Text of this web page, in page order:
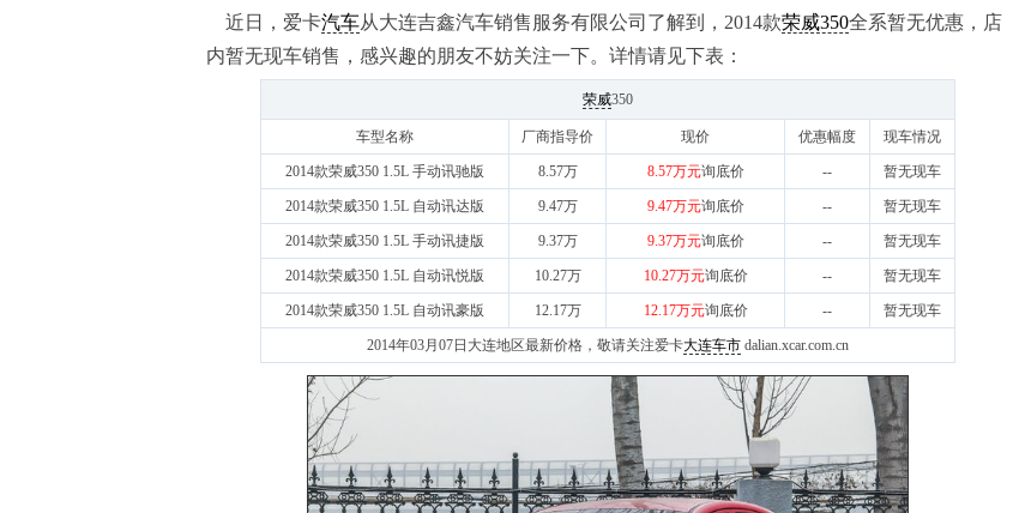
近日，爱卡汽车从大连吉鑫汽车销售服务有限公司了解到，2014款荣威350全系暂无优惠，店
内暂无现车销售， 感兴趣的朋友不妨关注一下。详情请见下表：
荣威350
车型名称 厂商指导价 现价 优惠幅度 现车情况
2014款荣威350 1.5L 手动讯驰版 8.57万 8.57万元询底价 -- 暂无现车
2014款荣威350 1.5L 自动讯达版 9.47万 9.47万元询底价 -- 暂无现车
2014款荣威350 1.5L 手动讯捷版 9.37万 9.37万元询底价 -- 暂无现车
2014款荣威350 1.5L 自动讯悦版 10.27万 10.27万元询底价 -- 暂无现车
2014款荣威350 1.5L 自动讯豪版 12.17万 12.17万元询底价 -- 暂无现车
2014年03月07日大连地区最新价格，敬请关注爱卡大连车市 dalian.xcar.com.cn